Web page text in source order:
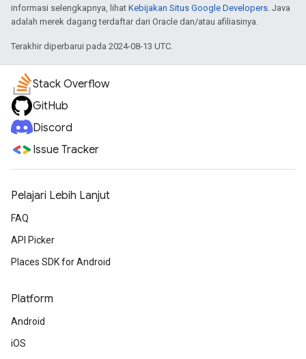
informasi selengkapnya, lihat Kebijakan Situs Google Developers. Java
adalah merek dagang terdaftar dari Oracle dan/atau afiliasinya.
Terakhir diperbarui pada 2024-08-13 UTC.
Stack Overflow
GitHub
Discord
Issue Tracker
Pelajari Lebih Lanjut
FAQ
API Picker
Places SDK for Android
Platform
Android
iOS